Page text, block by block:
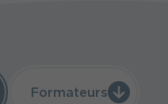
Formateurs